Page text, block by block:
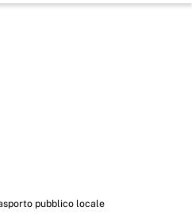
del territorio
di emergenza
pubblico locale